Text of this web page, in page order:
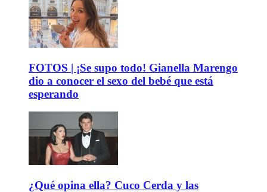
FOTOS | ¡Se supo todo! Gianella Marengo
dio a conocer el sexo del bebé que está
esperando
¿Qué opina ella? Cuco Cerda y las